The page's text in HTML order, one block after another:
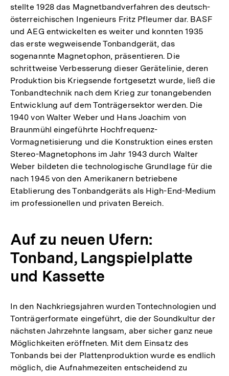
stellte 1928 das Magnetbandverfahren des deutsch-
österreichischen Ingenieurs Fritz Pfleumer dar. BASF
und AEG entwickelten es weiter und konnten 1935
das erste wegweisende Tonbandgerät, das
sogenannte Magnetophon, präsentieren. Die
schrittweise Verbesserung dieser Gerätelinie, deren
Produktion bis Kriegsende fortgesetzt wurde, ließ die
Tonbandtechnik nach dem Krieg zur tonangebenden
Entwicklung auf dem Tonträgersektor werden. Die
1940 von Walter Weber und Hans Joachim von
Braunmühl eingeführte Hochfrequenz-
Vormagnetisierung und die Konstruktion eines ersten
Stereo-Magnetophons im Jahr 1943 durch Walter
Weber bildeten die technologische Grundlage für die
nach 1945 von den Amerikanern betriebene
Etablierung des Tonbandgeräts als High-End-Medium
im professionellen und privaten Bereich.
Auf zu neuen Ufern:
Tonband, Langspielplatte
und Kassette
In den Nachkriegsjahren wurden Tontechnologien und
Tonträgerformate eingeführt, die der Soundkultur der
nächsten Jahrzehnte langsam, aber sicher ganz neue
Möglichkeiten eröffneten. Mit dem Einsatz des
Tonbands bei der Plattenproduktion wurde es endlich
möglich, die Aufnahmezeiten entscheidend zu